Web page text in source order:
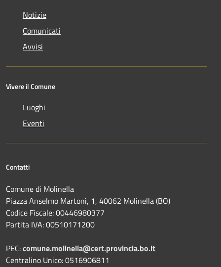
Notizie
Comunicati
Avvisi
Vivere il Comune
Luoghi
Eventi
Contatti
Comune di Molinella
Piazza Anselmo Martoni, 1, 40062 Molinella (BO)
Codice Fiscale: 00446980377
Partita IVA: 00510171200
PEC:comune.molinella@cert.provincia.bo.it
Centralino Unico: 0516906811